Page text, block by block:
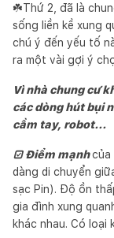
☘️Thứ 2, đã là
sống liền kề xung
chú ý đến yếu tố
ra một vài gợi ý
Vì nhà chung cư
các dòng hút bụi
cầm tay, robot...
☑️ Điểm mạnhcủa
dàng di chuyển
sạc Pin). Độ ồn
gia đình xung
khác nhau. Có